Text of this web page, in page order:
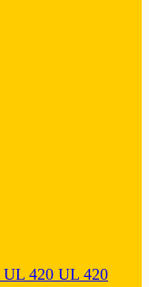
UL 420 UL 420